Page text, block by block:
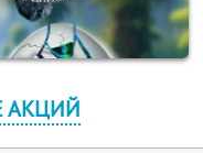
АКЦИЙ